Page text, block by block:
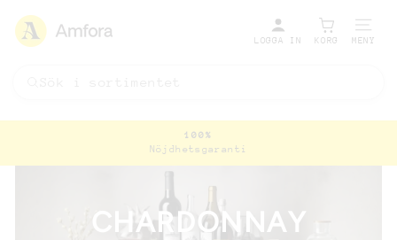
LOGGA IN KORG MENY
Pausa
100%
Nöjdhetsgaranti
CHARDONNAY